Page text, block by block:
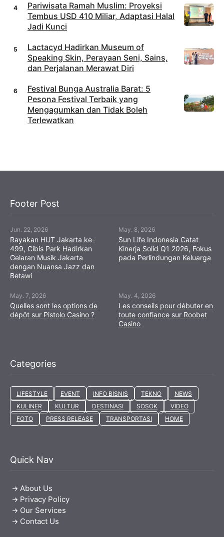
Pariwisata Ramah Muslim: Proyeksi
Tembus USD 410 Miliar, Adaptasi Halal
Jadi Kunci
Lactacyd Hadirkan Museum of
Speaking Skin, Perayaan Seni, Sains,
dan Perjalanan Merawat Diri
Festival Bunga Australia Barat: 5
Pesona Festival Terbaik yang
Mengagumkan dan Tidak Boleh
Terlewatkan
Footer Post
Jun. 22, 2026
Rayakan HUT Jakarta ke-
499, Cibis Park Hadirkan
Gelaran Musik Jakarta
dengan Nuansa Jazz dan
Betawi
May. 8, 2026
Sun Life Indonesia Catat
Kinerja Solid Q1 2026, Fokus
pada Perlindungan Keluarga
May. 7, 2026
Quelles sont les options de
dépôt sur Pistolo Casino ?
May. 4, 2026
Les conseils pour débuter en
toute confiance sur Roobet
Casino
Categories
LIFESTYLE EVENT INFO BISNIS TEKNO
NEWS
KULINER
KULTUR DESTINASI SOSOK
VIDEO
FOTO
PRESS RELEASE TRANSPORTASI HOME
Quick Nav
About Us
Privacy Policy
Our Services
Contact Us